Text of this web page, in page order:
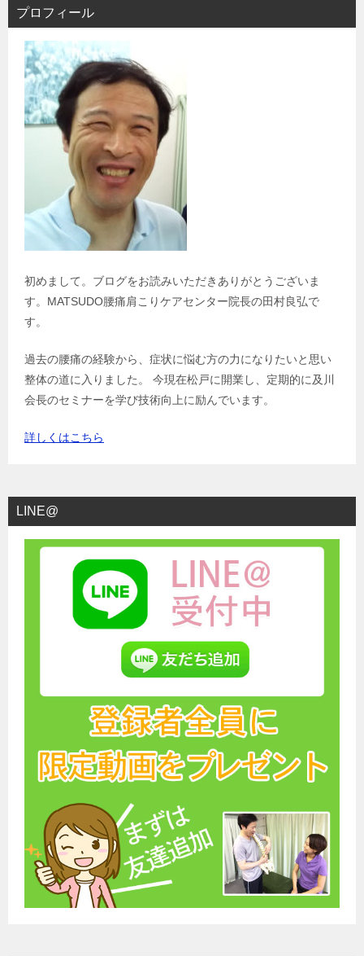
ゲ
プロフィール
初めまして。ブログをお読みいただきありがとうございま
す。MATSUDO腰痛肩こりケアセンター院長の田村良弘で
す。
過去の腰痛の経験から、症状に悩む方の力になりたいと思い
整体の道に入りました。 今現在松戸に開業し、定期的に及川
会長のセミナーを学び技術向上に励んでいます。
詳しくはこちら
LINE@